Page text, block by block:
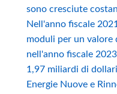
sono cresciute
Nell'anno fiscale
moduli per un valore
nell'anno fiscale
1,97 miliardi di
Energie Nuove e